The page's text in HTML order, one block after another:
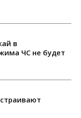
в
ЧС не будет